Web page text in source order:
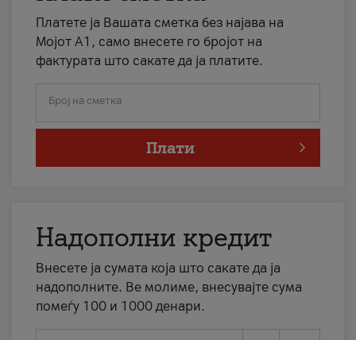
Платете ја Вашата сметка без најава на
Мојот А1, само внесете го бројот на
фактурата што сакате да ја платите.
Број на сметка
Плати
Надополни кредит
Внесете ја сумата која што сакате да ја
надополните. Ве молиме, внесувајте сума
помеѓу 100 и 1000 денари.